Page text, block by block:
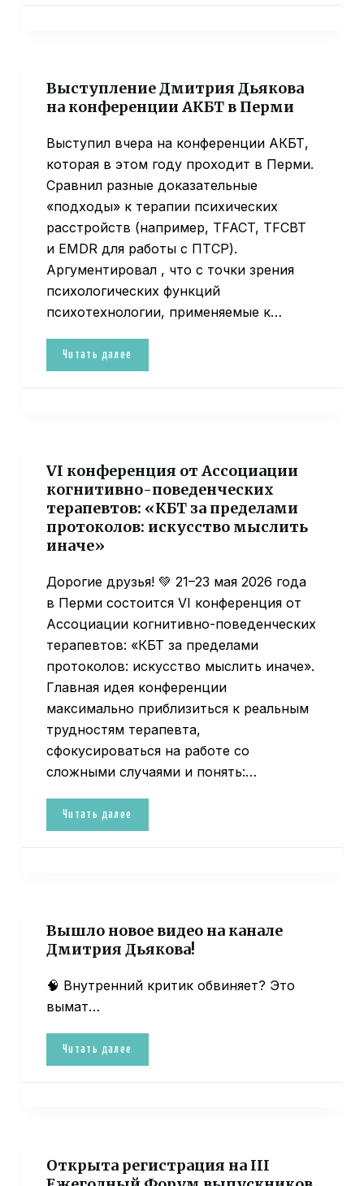
Выступление Дмитрия Дьякова
на конференции АКБТ в Перми
Выступил вчера на конференции АКБТ,
которая в этом году проходит в Перми.
Сравнил разные доказательные
«подходы» к терапии психических
расстройств (например, TFACT, TFCBT
и EMDR для работы с ПТСР).
Аргументировал , что с точки зрения
психологических функций
психотехнологии, применяемые к…
Читать далее
VI конференция от Ассоциации
когнитивно-поведенческих
терапевтов: «КБТ за пределами
протоколов: искусство мыслить
иначе»
Дорогие друзья! 💚 21–23 мая 2026 года
в Перми состоится VI конференция от
Ассоциации когнитивно-поведенческих
терапевтов: «КБТ за пределами
протоколов: искусство мыслить иначе».
Главная идея конференции
максимально приблизиться к реальным
трудностям терапевта,
сфокусироваться на работе со
сложными случаями и понять:…
Читать далее
Вышло новое видео на канале
Дмитрия Дьякова!
🧠 Внутренний критик обвиняет? Это
вымат…
Читать далее
Открыта регистрация на III